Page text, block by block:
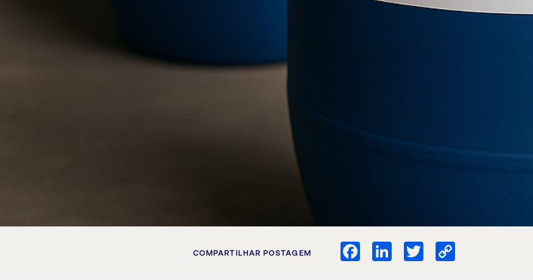
COMPARTILHAR POSTAGEM Facebook
LinkedInTwitter